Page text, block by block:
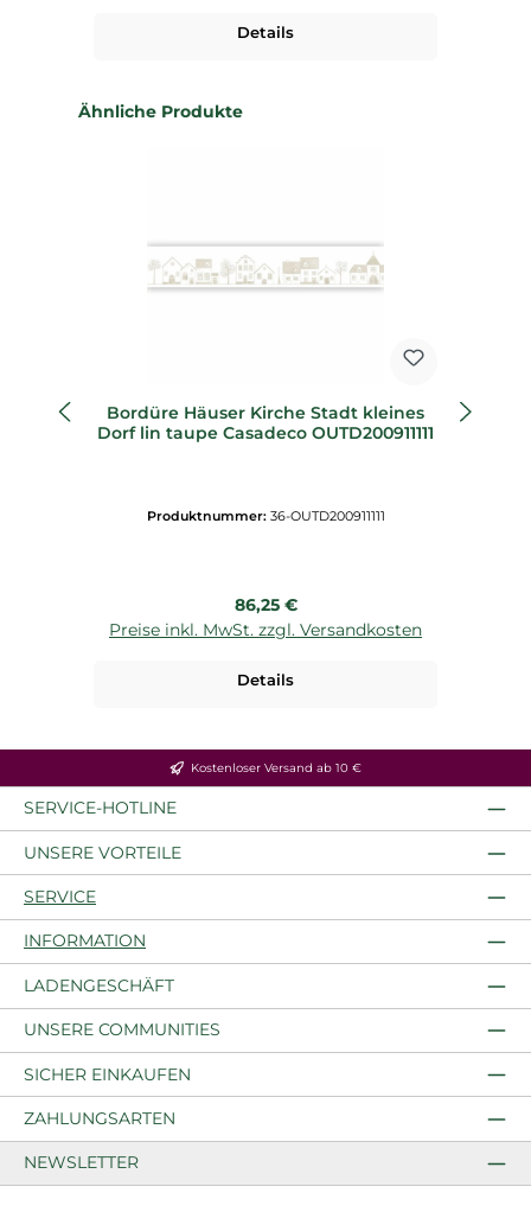
Details
Produktgalerie überspringen
Ähnliche Produkte
Bordüre Häuser Kirche Stadt kleines
Dorf lin taupe Casadeco OUTD200911111
Produktnummer: 36-OUTD200911111
Regulärer Preis:
86,25 €
Preise inkl. MwSt. zzgl. Versandkosten
Details
Kostenloser Versand ab 10 €
SERVICE-HOTLINE
UNSERE VORTEILE
SERVICE
INFORMATION
LADENGESCHÄFT
UNSERE COMMUNITIES
SICHER EINKAUFEN
ZAHLUNGSARTEN
NEWSLETTER